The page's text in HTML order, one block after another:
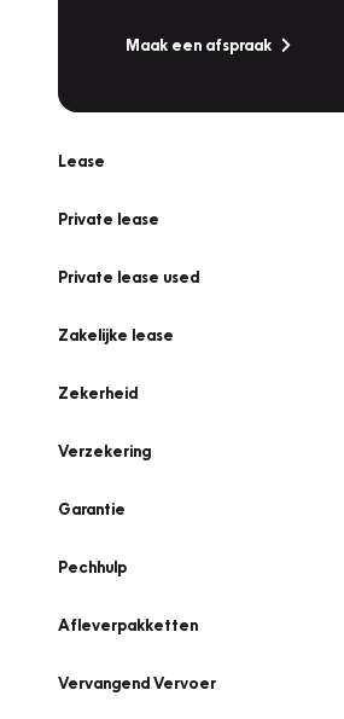
Maak een afspraak
Lease
Private lease
Private lease used
Zakelijke lease
Zekerheid
Verzekering
Garantie
Pechhulp
Afleverpakketten
Vervangend Vervoer